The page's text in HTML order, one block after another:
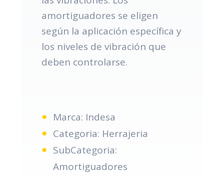
amortiguadores se eligen
según la aplicación específica y
los niveles de vibración que
deben controlarse.
Marca: Indesa
Categoria: Herrajeria
SubCategoria:
Amortiguadores